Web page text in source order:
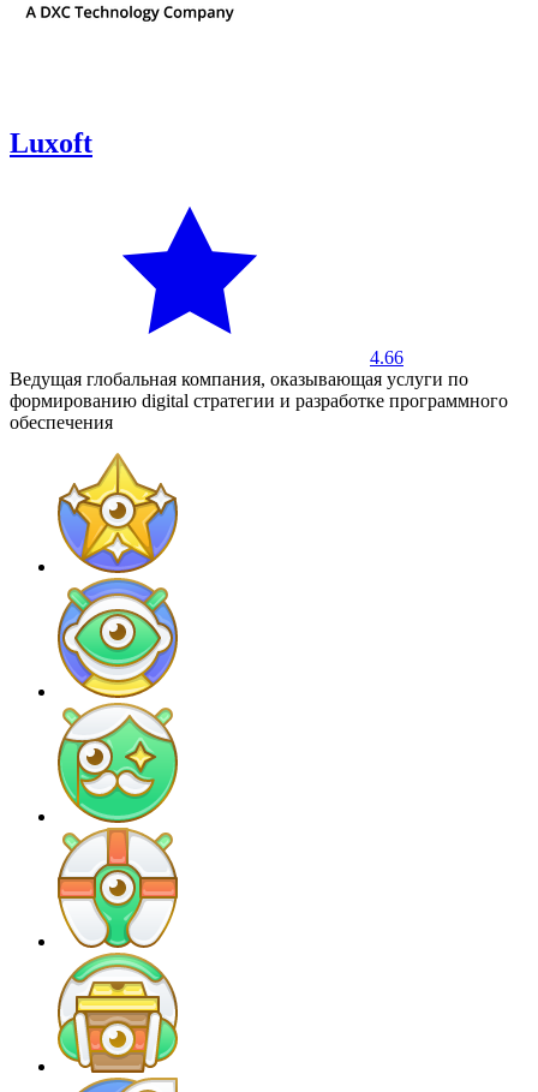
Luxoft
4.66
Ведущая глобальная компания, оказывающая услуги по
формированию digital стратегии и разработке программного
обеспечения